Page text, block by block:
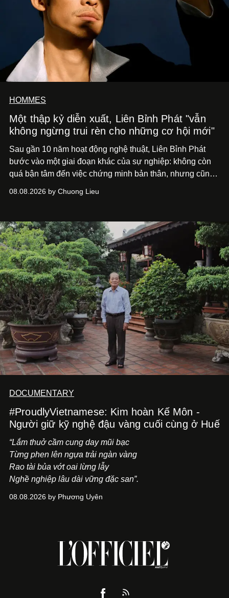
HOMMES
Một thập kỷ diễn xuất, Liên Bỉnh Phát "vẫn
không ngừng trui rèn cho những cơ hội mới"
Sau gần 10 năm hoạt động nghệ thuật, Liên Bỉnh Phát
bước vào một giai đoạn khác của sự nghiệp: không còn
quá bận tâm đến việc chứng minh bản thân, nhưng cũng
phim điện ảnh trong nửa đầu 2026 đến hành trình trở lại
bằng một tâm thế điềm tĩnh hơn. Anh tiếp tục học hỏi, trau
dồi và chờ đợi những vai diễn đủ sức đưa mình đến
những vùng đất mới. Ở tuổi ngoài 30, điều anh theo đuổi
không phải những đích đến quá lớn, mà là khả năng luôn
tiến về phía trước.
08.08.2026 by Chuong Lieu
DOCUMENTARY
#ProudlyVietnamese: Kim hoàn Kế Môn -
Người giữ kỹ nghệ đậu vàng cuối cùng ở Huế
“Lắm thuở cầm cung day mũi bạc
Từng phen lên ngựa trải ngàn vàng
Rao tài bủa vớt oai lừng lẫy
Nghề nghiệp lâu dài vững đặc san”.
08.08.2026 by Phương Uyên